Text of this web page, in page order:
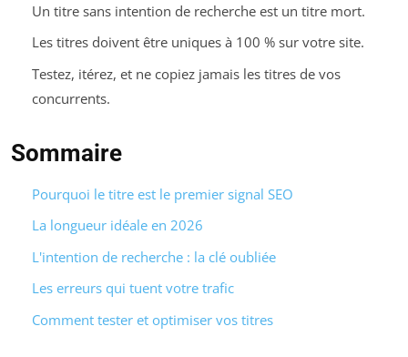
Un titre sans intention de recherche est un titre mort.
Les titres doivent être uniques à 100 % sur votre site.
Testez, itérez, et ne copiez jamais les titres de vos
concurrents.
Sommaire
Pourquoi le titre est le premier signal SEO
La longueur idéale en 2026
L'intention de recherche : la clé oubliée
Les erreurs qui tuent votre trafic
Comment tester et optimiser vos titres